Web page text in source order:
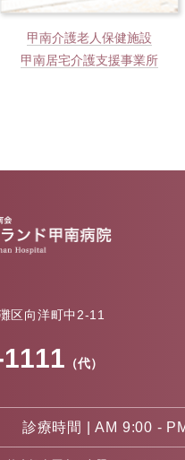
甲南介護老人保健施設
甲南居宅介護支援事業所
区向洋町中2-11
（代）
診療時間 | AM 9:00 -